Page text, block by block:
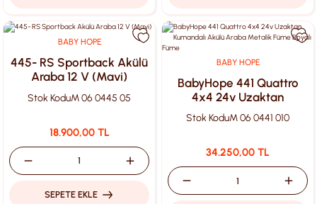
BABY HOPE
445- RS Sportback Akülü
Araba 12 V (Mavi)
Stok KoduM 06 0445 05
18.900,00 TL
SEPETE EKLE
BABY HOPE
BabyHope 441 Quattro
4x4 24v Uzaktan
Kumandalı Akülü Araba
Metalik Füme Boyalı
Stok KoduM 06 0441 010
34.250,00 TL